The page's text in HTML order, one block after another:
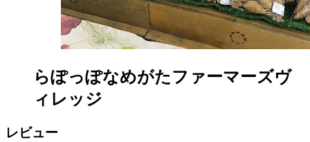
らぽっぽなめがたファーマーズヴ
ィレッジ
レビュー